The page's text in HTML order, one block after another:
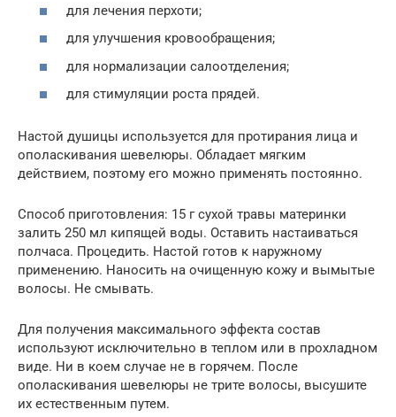
для лечения перхоти;
для улучшения кровообращения;
для нормализации салоотделения;
для стимуляции роста прядей.
Настой душицы используется для протирания лица и
ополаскивания шевелюры. Обладает мягким
действием, поэтому его можно применять постоянно.
Способ приготовления: 15 г сухой травы материнки
залить 250 мл кипящей воды. Оставить настаиваться
полчаса. Процедить. Настой готов к наружному
применению. Наносить на очищенную кожу и вымытые
волосы. Не смывать.
Для получения максимального эффекта состав
используют исключительно в теплом или в прохладном
виде. Ни в коем случае не в горячем. После
ополаскивания шевелюры не трите волосы, высушите
их естественным путем.